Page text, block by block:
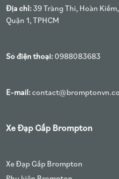
Địa chỉ:39 Tràng Thi, Hoàn
Quận 1, TPHCM
Số điện thoại: 0988083683
E-mail:
Xe Đạp Gấp Brompton
Xe Đạp Gấp Brompton